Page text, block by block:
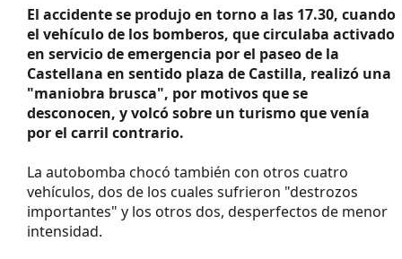
El accidente se produjo en torno a las 17.30, cuando
el vehículo de los bomberos, que circulaba activado
en servicio de emergencia por el paseo de la
Castellana en sentido plaza de Castilla, realizó una
"maniobra brusca", por motivos que se
desconocen, y volcó sobre un turismo que venía
por el carril contrario.
La autobomba chocó también con otros cuatro
vehículos, dos de los cuales sufrieron "destrozos
importantes" y los otros dos, desperfectos de menor
intensidad.